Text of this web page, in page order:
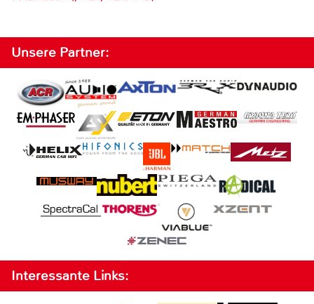
Unsere Partner:
Interessante Links: